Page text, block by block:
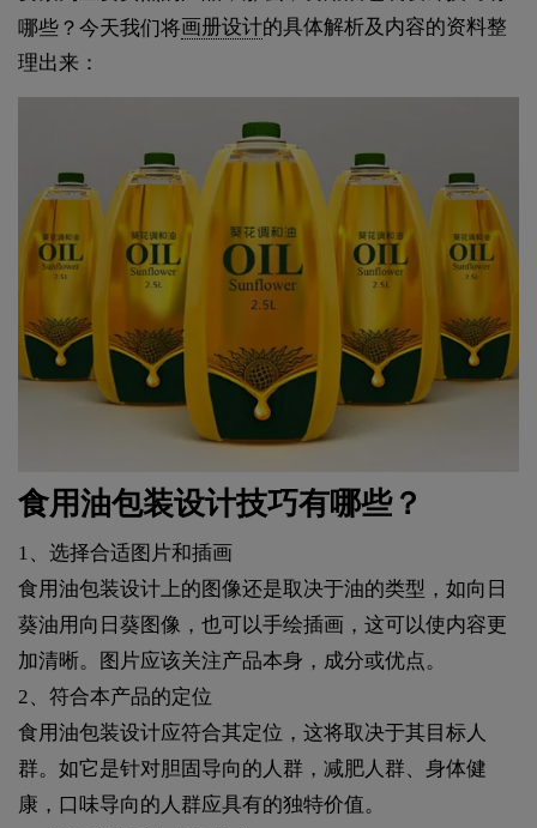
哪些？今天我们将画册设计的具体解析及内容的资料整
理出来：
食用油包装设计技巧有哪些？
1、选择合适图片和插画
食用油包装设计上的图像还是取决于油的类型，如向日
葵油用向日葵图像，也可以手绘插画，这可以使内容更
加清晰。图片应该关注产品本身，成分或优点。
2、符合本产品的定位
食用油包装设计应符合其定位，这将取决于其目标人
群。如它是针对胆固导向的人群，减肥人群、身体健
康，口味导向的人群应具有的独特价值。